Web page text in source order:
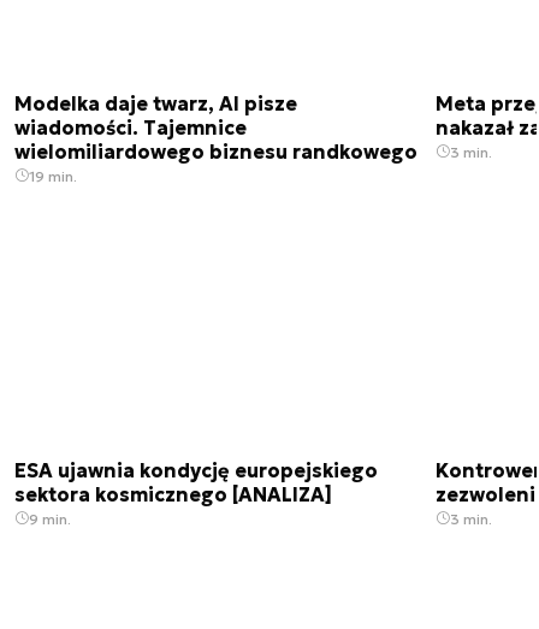
Modelka daje twarz, AI pisze
wiadomości. Tajemnice
wielomiliardowego biznesu randkowego
19 min.
Meta
nakazał
3 min.
ESA ujawnia kondycję europejskiego
sektora kosmicznego [ANALIZA]
9 min. 3 min.